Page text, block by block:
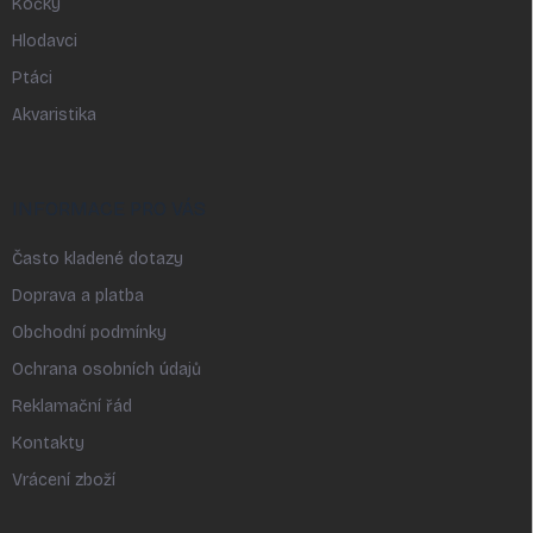
Kočky
Hlodavci
Ptáci
Akvaristika
Často kladené dotazy
Doprava a platba
Obchodní podmínky
Ochrana osobních údajů
Reklamační řád
Kontakty
Vrácení zboží